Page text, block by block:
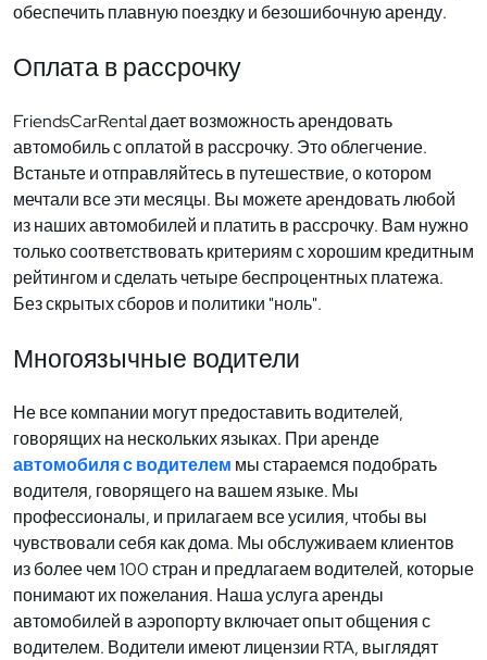
обеспечить плавную поездку и безошибочную аренду.
Оплата в рассрочку
FriendsCarRental дает возможность арендовать
автомобиль с оплатой в рассрочку. Это облегчение.
Встаньте и отправляйтесь в путешествие, о котором
мечтали все эти месяцы. Вы можете арендовать любой
из наших автомобилей и платить в рассрочку. Вам нужно
только соответствовать критериям с хорошим кредитным
рейтингом и сделать четыре беспроцентных платежа.
Без скрытых сборов и политики "ноль".
Многоязычные водители
Не все компании могут предоставить водителей,
говорящих на нескольких языках. При аренде
автомобиля с водителем мы стараемся подобрать
водителя, говорящего на вашем языке. Мы
профессионалы, и прилагаем все усилия, чтобы вы
чувствовали себя как дома. Мы обслуживаем клиентов
из более чем 100 стран и предлагаем водителей, которые
понимают их пожелания. Наша услуга аренды
автомобилей в аэропорту включает опыт общения с
водителем. Водители имеют лицензии RTA, выглядят